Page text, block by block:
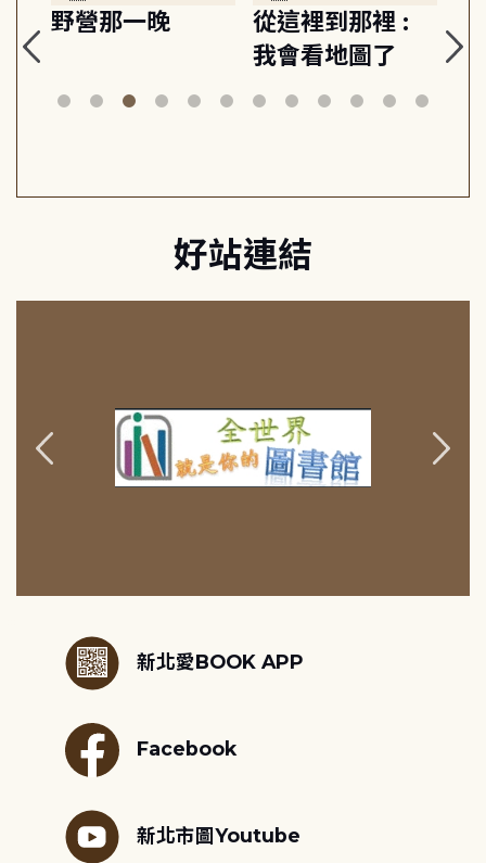
野營那一晚
從這裡到那裡 :
我會看地圖了
美
好站連結
新北愛BOOK APP
Facebook
新北市圖Youtube